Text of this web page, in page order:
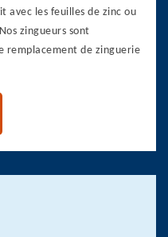
avec les feuilles de zinc ou
zingueurs sont
remplacement de zinguerie